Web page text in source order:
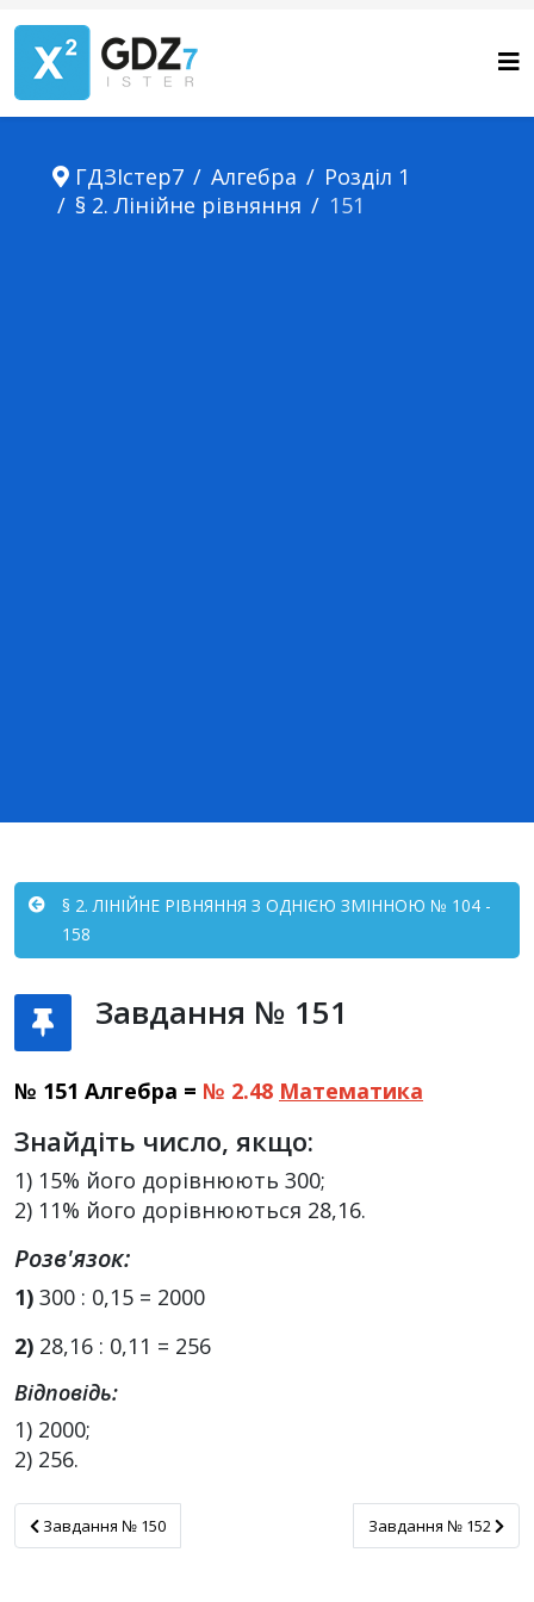
ГДЗІстер7 Алгебра
Розділ 1
§ 2. Лінійне рівняння
151
§ 2. ЛІНІЙНЕ РІВНЯННЯ З ОДНІЄЮ ЗМІННОЮ № 104 -
158
Завдання № 151
№ 151 Алгебра = № 2.48 Математика
Знайдіть число, якщо:
1) 15% його дорівнюють 300;
2) 11% його дорівнюються 28,16.
Розв'язок:
1) 300 : 0,15 = 2000
2) 28,16 : 0,11 = 256
Відповідь:
1) 2000;
2) 256.
Завдання № 150
Завдання № 150 Завдання № 152
Завдання № 152